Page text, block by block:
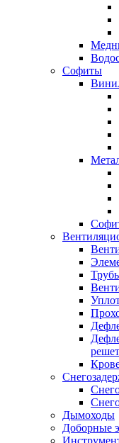
Софиты
Дымоходы
Доборные